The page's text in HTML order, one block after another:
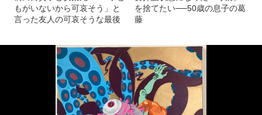
もがいないから可哀そう」と
言った友人の可哀そうな最後
を捨てたい──50歳の息子の葛
藤